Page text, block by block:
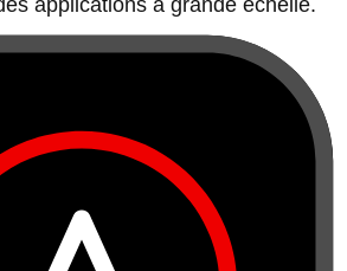
applications à grande échelle.